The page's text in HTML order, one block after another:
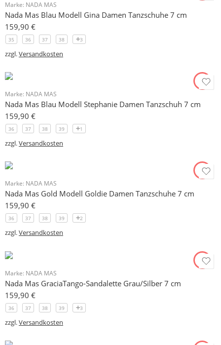
Marke: NADA MAS
Nada Mas Blau Modell Gina Damen Tanzschuhe 7 cm
159,90 €
35 36 37 38 3
zzgl.Versandkosten
Marke: NADA MAS
Nada Mas Blau Modell Stephanie Damen Tanzschuh 7 cm
159,90 €
36 37 38 39 1
zzgl.Versandkosten
Marke: NADA MAS
Nada Mas Gold Modell Goldie Damen Tanzschuhe 7 cm
159,90 €
36 37 38 39 2
zzgl.Versandkosten
Marke: NADA MAS
Nada Mas GraciaTango-Sandalette Grau/Silber 7 cm
159,90 €
36 37 38 39 3
zzgl.Versandkosten